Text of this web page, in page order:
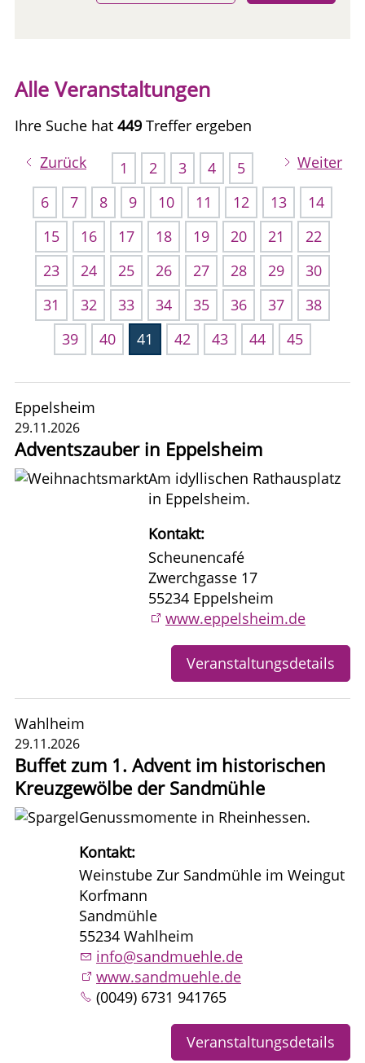
Alle Veranstaltungen
Ihre Suche hat 449 Treffer ergeben
Zurück
Weiter
1 2 3 4
5
6
7 8 9 10 11 12 13
14
15
16 17 18 19 20 21
22
23
24 25 26 27 28 29
30
31
32 33 34 35 36 37
38
39
40 41 42 43 44 45
Eppelsheim
29.11.2026
Adventszauber in Eppelsheim
Am idyllischen Rathausplatz
in Eppelsheim.
Kontakt:
Scheunencafé
Zwerchgasse 17
55234 Eppelsheim
www.eppelsheim.de
Veranstaltungsdetails
Wahlheim
29.11.2026
Buffet zum 1. Advent im historischen
Kreuzgewölbe der Sandmühle
Genussmomente in Rheinhessen.
Kontakt:
Weinstube Zur Sandmühle im Weingut
Korfmann
Sandmühle
55234 Wahlheim
info@sandmuehle.de
www.sandmuehle.de
(0049) 6731 941765
Veranstaltungsdetails